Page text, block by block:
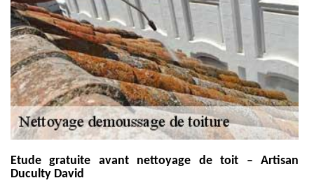
Etude gratuite avant nettoyage de toit – Artisan
Duculty David